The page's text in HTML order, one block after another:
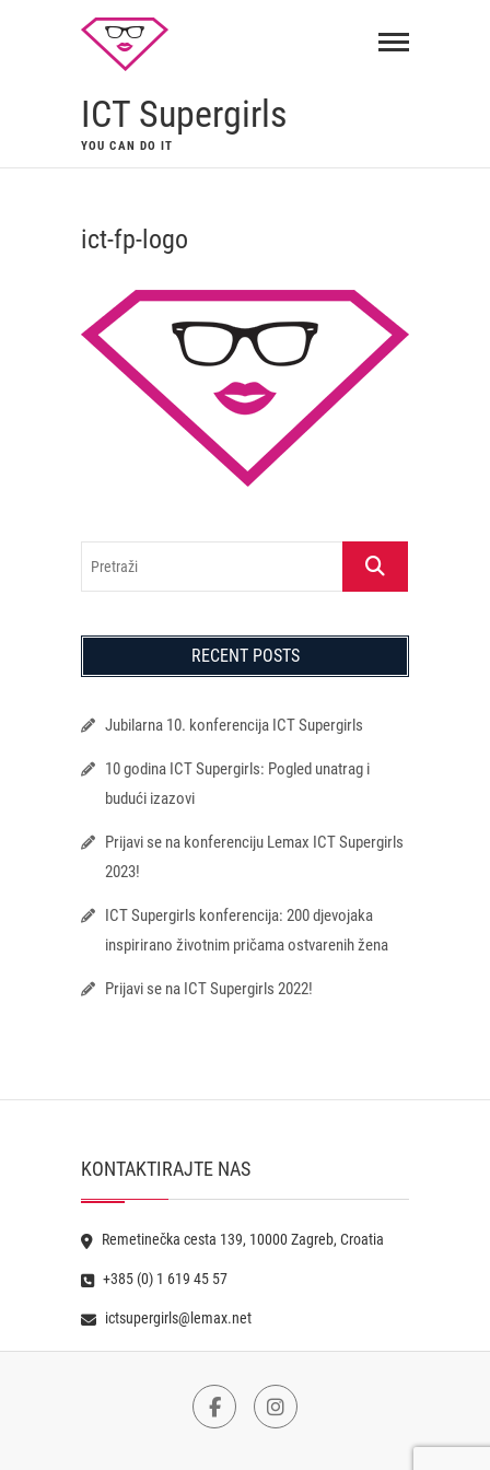
ICT Supergirls
YOU CAN DO IT
ict-fp-logo
Pretraži
RECENT POSTS
Jubilarna 10. konferencija ICT Supergirls
10 godina ICT Supergirls: Pogled unatrag i
budući izazovi
Prijavi se na konferenciju Lemax ICT Supergirls
2023!
ICT Supergirls konferencija: 200 djevojaka
inspirirano životnim pričama ostvarenih žena
Prijavi se na ICT Supergirls 2022!
KONTAKTIRAJTE NAS
Remetinečka cesta 139, 10000 Zagreb, Croatia
+385 (0) 1 619 45 57
ictsupergirls@lemax.net
FacebookInstagram